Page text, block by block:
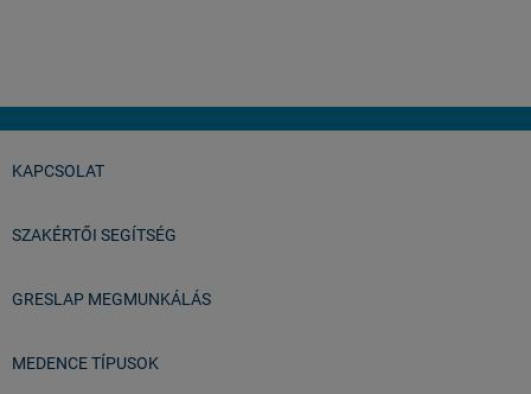
KAPCSOLAT
SZAKÉRTŐI SEGÍTSÉG
GRESLAP MEGMUNKÁLÁS
MEDENCE TÍPUSOK